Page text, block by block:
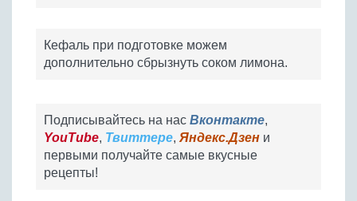
Кефаль при подготовке можем
дополнительно сбрызнуть соком лимона.
Подписывайтесь на нас Вконтакте,
YouTube, Твиттере, Яндекс.Дзен и
первыми получайте самые вкусные
рецепты!